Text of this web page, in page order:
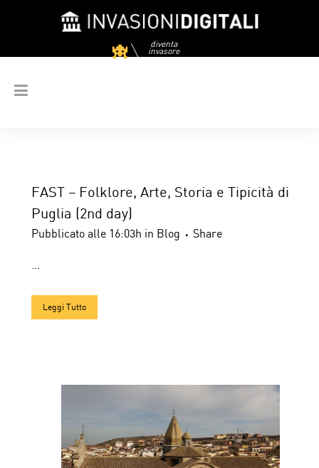
diventa
invasore
FAST – Folklore, Arte, Storia e Tipicità di
Puglia (2nd day)
Pubblicato alle 16:03h in Blog Share
...
Leggi Tutto